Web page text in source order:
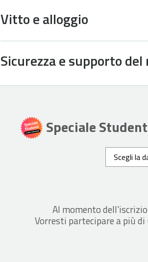
Vitto e alloggio
Sicurezza e supporto
Speciale
Scegli la
Al momento
Vorresti partecipare a più